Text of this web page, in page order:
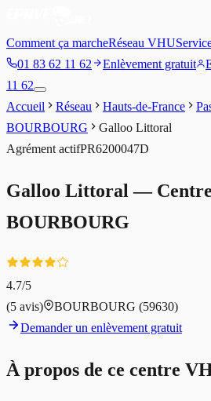
Comment ça marcheRéseau VHU
01 83 62 11 62
Enlèvement gratuit
11 62
Accueil
Réseau Hauts-de-France
BOURBOURG
Galloo Littoral
Agrément actifPR6200047D
Galloo Littoral —
BOURBOURG
4.7/5
(5 avis) BOURBOURG (59630)
Demander un enlèvement gratuit
À propos de ce centre